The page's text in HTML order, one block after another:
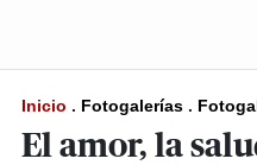
Inicio . Fotogalerías .
El amor, la